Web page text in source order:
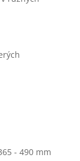
- 490 mm